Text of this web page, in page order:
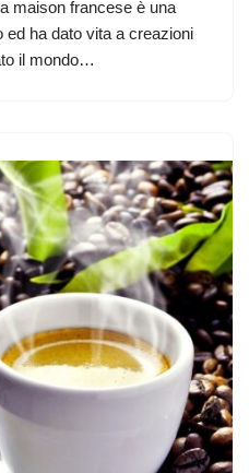
maison francese è una
ed ha dato vita a creazioni
il mondo…